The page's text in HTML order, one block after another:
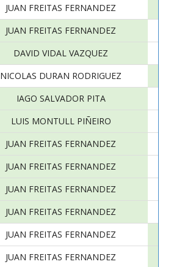
JUAN FREITAS FERNANDEZ
JUAN FREITAS FERNANDEZ
DAVID VIDAL VAZQUEZ
NICOLAS DURAN RODRIGUEZ
IAGO SALVADOR PITA
LUIS MONTULL PIÑEIRO
JUAN FREITAS FERNANDEZ
JUAN FREITAS FERNANDEZ
JUAN FREITAS FERNANDEZ
JUAN FREITAS FERNANDEZ
JUAN FREITAS FERNANDEZ
JUAN FREITAS FERNANDEZ